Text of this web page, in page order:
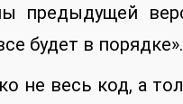
предыдущей
будет в порядке».
не весь код, а